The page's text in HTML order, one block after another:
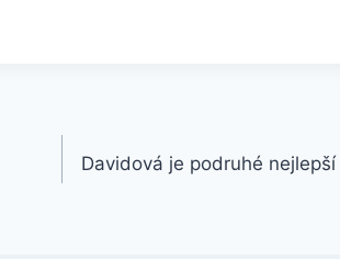
Davidová je podruhé